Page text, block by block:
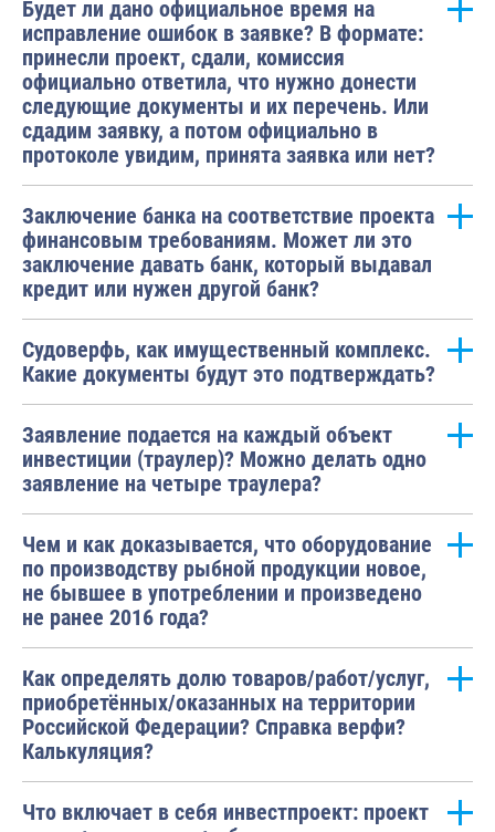
Будет ли дано официальное время на
исправление ошибок в заявке? В формате:
принесли проект, сдали, комиссия
официально ответила, что нужно донести
следующие документы и их перечень. Или
сдадим заявку, а потом официально в
протоколе увидим, принята заявка или нет?
Заключение банка на соответствие проекта
финансовым требованиям. Может ли это
заключение давать банк, который выдавал
кредит или нужен другой банк?
Судоверфь, как имущественный комплекс.
Какие документы будут это подтверждать?
Заявление подается на каждый объект
инвестиции (траулер)? Можно делать одно
заявление на четыре траулера?
Чем и как доказывается, что оборудование
по производству рыбной продукции новое,
не бывшее в употреблении и произведено
не ранее 2016 года?
Как определять долю товаров/работ/услуг,
приобретённых/оказанных на территории
Российской Федерации? Справка верфи?
Калькуляция?
Что включает в себя инвестпроект: проект